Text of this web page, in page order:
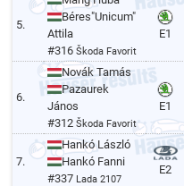
5.
Béres"Unicum"
Attila
#316Škoda Favorit
E1
6.
Novák Tamás
Pazaurek
János
#312Škoda Favorit
E1
7.
Hankó László
Hankó Fanni
#337 Lada 2107
E2